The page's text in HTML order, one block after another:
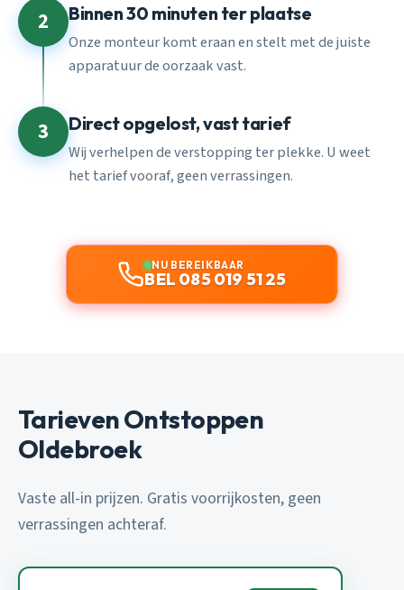
2 Binnen 30 minuten ter plaatse
Onze monteur komt eraan en stelt met de juiste
apparatuur de oorzaak vast.
3 Direct opgelost, vast tarief
Wij verhelpen de verstopping ter plekke. U weet
het tarief vooraf, geen verrassingen.
NU BEREIKBAAR
BEL 085 019 51 25
Tarieven Ontstoppen
Oldebroek
Vaste all-in prijzen. Gratis voorrijkosten, geen
verrassingen achteraf.